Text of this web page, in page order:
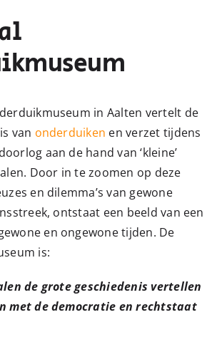
in Aalten vertelt de
van onderduiken en verzet tijdens
aan de hand van ‘kleine’
Door in te zoomen op deze
en dilemma’s van gewone
ontstaat een beeld van een
en ongewone tijden. De
is:
de grote geschiedenis vertellen
met de democratie en rechtstaat